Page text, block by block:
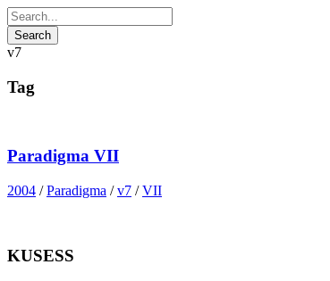
v7
Tag
Paradigma VII
2004 / Paradigma / v7 / VII
KUSESS